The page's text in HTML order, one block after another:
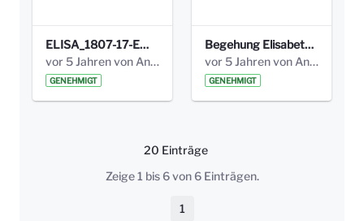
ELISA_1807-17-EW_BEZIRK-kl_compressed.pdf
vor 5 Jahren von Anni Schlumberger
GENEHMIGT
Begehung Elisabethenanlage 1.8.17_Protokoll .pdf
vor 5 Jahren von Anni Schlumberger
GENEHMIGT
20 Einträge
Pro Seite
Zeige 1 bis 6 von 6 Einträgen.
Seite
1